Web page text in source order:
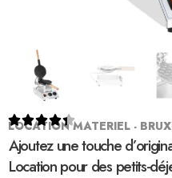

LOCATION MATERIEL -
Ajoutez une touche
Location pour des petits-